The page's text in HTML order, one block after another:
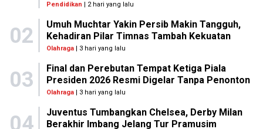
Pendidikan | 2 hari yang lalu
02
Umuh Muchtar Yakin Persib Makin Tangguh,
Kehadiran Pilar Timnas Tambah Kekuatan
Olahraga| 3 hari yang lalu
03
Final dan Perebutan Tempat Ketiga Piala
Presiden 2026 Resmi Digelar Tanpa Penonton
Olahraga| 3 hari yang lalu
04
Juventus Tumbangkan Chelsea, Derby Milan
Berakhir Imbang Jelang Tur Pramusim